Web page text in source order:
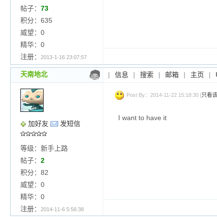
帖子： 73
积分：635
威望：0
精华：0
注册：
2013-1-16 23:07:57
天南地北 | 信息 | 搜索 | 邮箱 | 主页 |
加好友 发短信
等级：新手上路
帖子： 2
积分：82
威望：0
精华：0
注册：
2014-11-6 5:56:38
Post By：2014-11-22 15:18:30 [只看
I want to have it